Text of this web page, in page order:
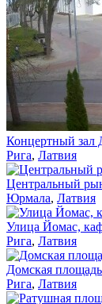
Концертный зал
Рига, Латвия
Центральный
Юрмала, Латвия
Улица Йомас,
Рига, Латвия
Домская
Рига, Латвия